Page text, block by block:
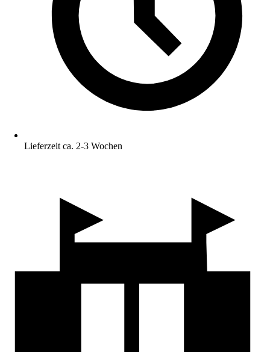
Lieferzeit ca. 2-3 Wochen